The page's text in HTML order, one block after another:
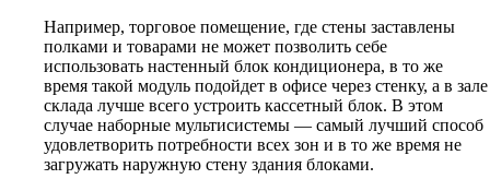
Например, торговое помещение, где стены заставлены
полками и товарами не может позволить себе
использовать настенный блок кондиционера, в то же
время такой модуль подойдет в офисе через стенку, а в зале
склада лучше всего устроить кассетный блок. В этом
случае наборные мультисистемы — самый лучший способ
удовлетворить потребности всех зон и в то же время не
загружать наружную стену здания блоками.